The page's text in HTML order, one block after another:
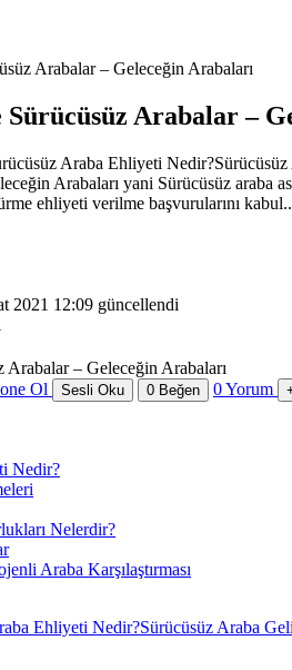
Arabalar – Geleceğin Arabaları
Sürücüsüz Arabalar –
Araba Ehliyeti
Arabaları yani Sürücüsüz
ehliyeti verilme başvurularını
2021 12:09 güncellendi
Ol Sesli Oku 0 Beğen 0Yorum
Nedir?
Nelerdir?
Araba Karşılaştırması
Ehliyeti Nedir?Sürücüsüz Araba